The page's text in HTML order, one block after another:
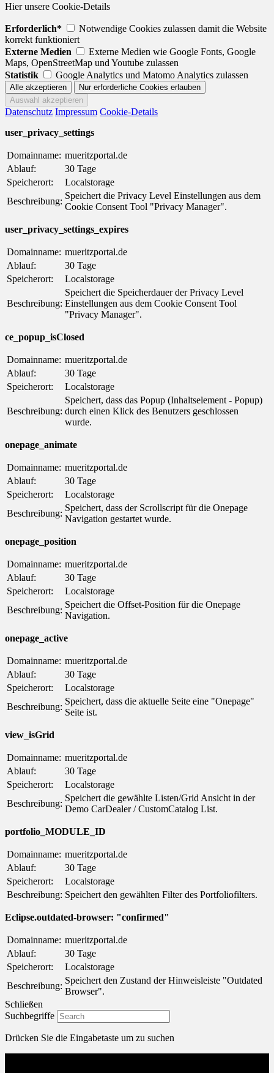
Hier unsere Cookie-Details
Erforderlich*
Notwendige Cookies zulassen damit die Website
korrekt funktioniert
Externe Medien
Externe Medien wie Google Fonts, Google
Maps, OpenStreetMap und Youtube zulassen
Statistik
Google Analytics und Matomo Analytics zulassen
Datenschutz Impressum Cookie-Details
user_privacy_settings
Domainname: mueritzportal.de
Ablauf:
30 Tage
Speicherort:
Localstorage
Beschreibung:
Speichert die Privacy Level Einstellungen aus dem
Cookie Consent Tool "Privacy Manager".
user_privacy_settings_expires
Domainname: mueritzportal.de
Ablauf:
30 Tage
Speicherort:
Localstorage
Beschreibung:
Speichert die Speicherdauer der Privacy Level
Einstellungen aus dem Cookie Consent Tool
"Privacy Manager".
ce_popup_isClosed
Domainname: mueritzportal.de
Ablauf:
30 Tage
Speicherort:
Localstorage
Beschreibung:
Speichert, dass das Popup (Inhaltselement - Popup)
durch einen Klick des Benutzers geschlossen
wurde.
onepage_animate
Domainname: mueritzportal.de
Ablauf:
30 Tage
Speicherort:
Localstorage
Beschreibung:
Speichert, dass der Scrollscript für die Onepage
Navigation gestartet wurde.
onepage_position
Domainname: mueritzportal.de
Ablauf:
30 Tage
Speicherort:
Localstorage
Beschreibung:
Speichert die Offset-Position für die Onepage
Navigation.
onepage_active
Domainname: mueritzportal.de
Ablauf:
30 Tage
Speicherort:
Localstorage
Beschreibung:
Speichert, dass die aktuelle Seite eine "Onepage"
Seite ist.
view_isGrid
Domainname: mueritzportal.de
Ablauf:
30 Tage
Speicherort:
Localstorage
Beschreibung:
Speichert die gewählte Listen/Grid Ansicht in der
Demo CarDealer / CustomCatalog List.
portfolio_MODULE_ID
Domainname: mueritzportal.de
Ablauf:
30 Tage
Speicherort:
Localstorage
Beschreibung: Speichert den gewählten Filter des Portfoliofilters.
Eclipse.outdated-browser: "confirmed"
Domainname: mueritzportal.de
Ablauf:
30 Tage
Speicherort:
Localstorage
Beschreibung:
Speichert den Zustand der Hinweisleiste "Outdated
Browser".
Schließen
Suchbegriffe
Drücken Sie die Eingabetaste um zu suchen